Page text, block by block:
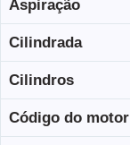
Aspiração
Cilindrada
Cilindros
Código do motor